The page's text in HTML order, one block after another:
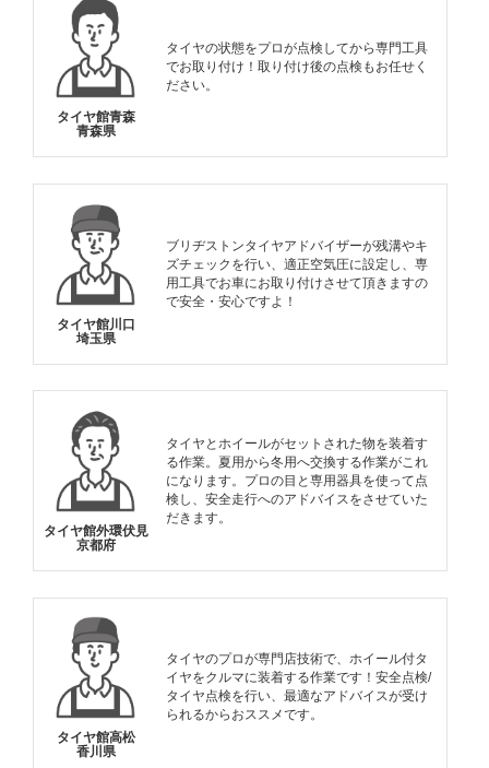
タイヤ館青森
青森県
タイヤの状態をプロが点検してから専門工具
でお取り付け！取り付け後の点検もお任せく
ださい。
タイヤ館川口
埼玉県
ブリヂストンタイヤアドバイザーが残溝やキ
ズチェックを行い、適正空気圧に設定し、専
用工具でお車にお取り付けさせて頂きますの
で安全・安心ですよ！
タイヤ館外環伏見
京都府
タイヤとホイールがセットされた物を装着す
る作業。夏用から冬用へ交換する作業がこれ
になります。プロの目と専用器具を使って点
検し、安全走行へのアドバイスをさせていた
だきます。
タイヤ館高松
香川県
タイヤのプロが専門店技術で、ホイール付タ
イヤをクルマに装着する作業です！安全点検/
タイヤ点検を行い、最適なアドバイスが受け
られるからおススメです。